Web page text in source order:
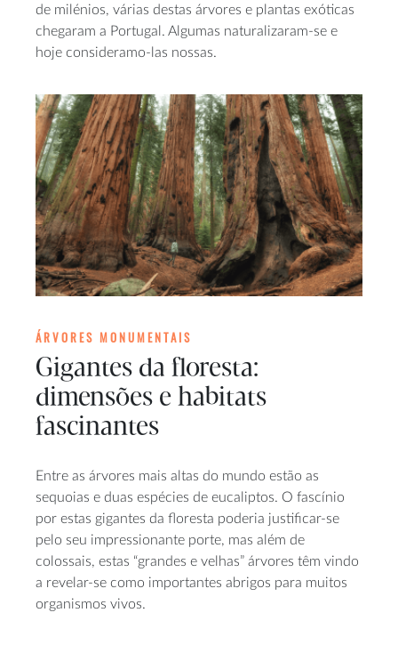
de milénios, várias destas árvores e plantas exóticas
chegaram a Portugal. Algumas naturalizaram-se e
hoje consideramo-las nossas.
ÁRVORES MONUMENTAIS
Gigantes da floresta:
dimensões e habitats
fascinantes
Entre as árvores mais altas do mundo estão as
sequoias e duas espécies de eucaliptos. O fascínio
por estas gigantes da floresta poderia justificar-se
pelo seu impressionante porte, mas além de
colossais, estas “grandes e velhas” árvores têm vindo
a revelar-se como importantes abrigos para muitos
organismos vivos.